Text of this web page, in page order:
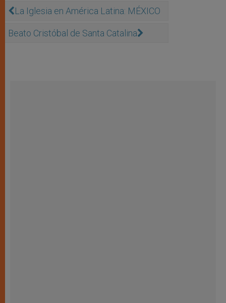
La Iglesia en América Latina: MÉXICO
Beato Cristóbal de Santa Catalina